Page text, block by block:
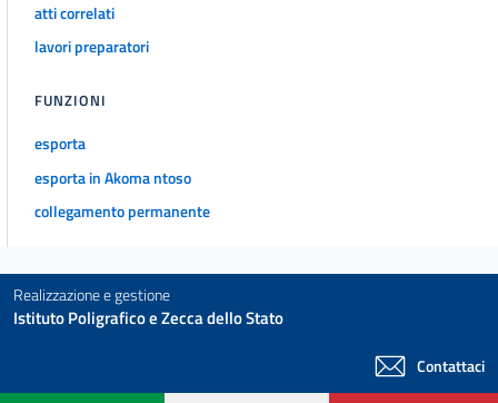
atti correlati
lavori preparatori
FUNZIONI
esporta
esporta in Akoma ntoso
collegamento permanente
Realizzazione e gestione
Istituto Poligrafico e Zecca dello Stato
Contattaci